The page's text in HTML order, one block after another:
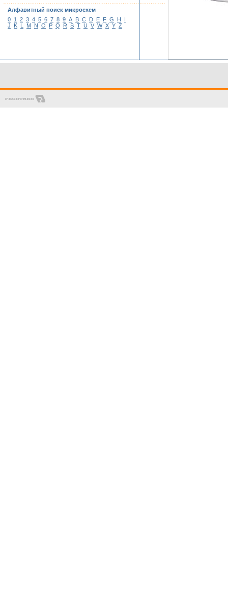
Алфавитный поиск микросхем
0 1 2 3 4 5 6 7 8 9 A B C D E F G H
I
J
K L M N O P Q R S T U V W X Y Z